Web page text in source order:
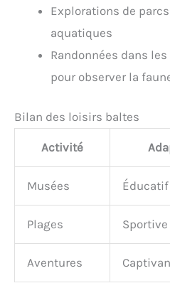
Explorations de
aquatiques
Randonnées dans
pour observer la
Bilan des loisirs baltes
Activité
Musées
Plages
Aventures